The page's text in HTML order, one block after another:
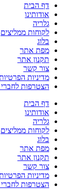
דף הבית
אודותינו
גלריה
לקוחות ממליצים
בלוג
מפת אתר
תקנון אתר
צור קשר
מדיניות
הצטרפות לחברי
דף הבית
אודותינו
גלריה
לקוחות ממליצים
בלוג
מפת אתר
תקנון אתר
צור קשר
מדיניות
הצטרפות לחברי